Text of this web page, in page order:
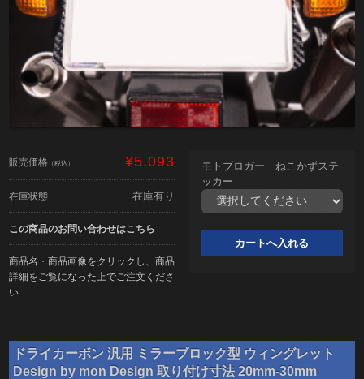
販売価格 （税込） ¥5,093
在庫状態 在庫有り
この商品のお問い合わせはこちら
商品名・商品画像をクリックし、商品
詳細をご覧になった上でご注文くださ
い
モトブロガー ねこかずステ
ッカー
ドライカーボン 汎用 ミラーブロック型 ウィングレット
Design by mon Design 取り付け寸法 20mm-30mm